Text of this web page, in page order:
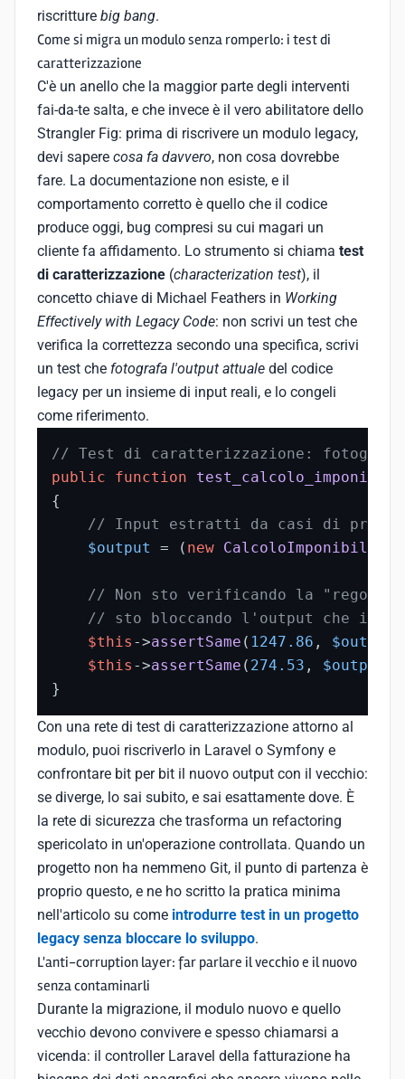
riscritture big bang.
Come si migra un modulo senza romperlo: i test di
caratterizzazione
C'è un anello che la maggior parte degli interventi
fai-da-te salta, e che invece è il vero abilitatore dello
Strangler Fig: prima di riscrivere un modulo legacy,
devi sapere cosa fa davvero, non cosa dovrebbe
fare. La documentazione non esiste, e il
comportamento corretto è quello che il codice
produce oggi, bug compresi su cui magari un
cliente fa affidamento. Lo strumento si chiama test
di caratterizzazione (characterization test), il
concetto chiave di Michael Feathers in Working
Effectively with Legacy Code: non scrivi un test che
verifica la correttezza secondo una specifica, scrivi
un test che fotografa l'output attuale del codice
legacy per un insieme di input reali, e lo congeli
come riferimento.
// Test di caratterizzazione: fotografa
public
function
{
// Input estratti da casi di
$output
= ( new CalcoloImponibile
// Non sto verificando la "regola
// sto bloccando l'output che il
$this ->assertSame ( 1247.86 , $output
$this ->assertSame ( 274.53 , $output
}
Con una rete di test di caratterizzazione attorno al
modulo, puoi riscriverlo in Laravel o Symfony e
confrontare bit per bit il nuovo output con il vecchio:
se diverge, lo sai subito, e sai esattamente dove. È
la rete di sicurezza che trasforma un refactoring
spericolato in un'operazione controllata. Quando un
progetto non ha nemmeno Git, il punto di partenza è
proprio questo, e ne ho scritto la pratica minima
nell'articolo su come introdurre test in un progetto
legacy senza bloccare lo sviluppo.
L'anti-corruption layer: far parlare il vecchio e il nuovo
senza contaminarli
Durante la migrazione, il modulo nuovo e quello
vecchio devono convivere e spesso chiamarsi a
vicenda: il controller Laravel della fatturazione ha